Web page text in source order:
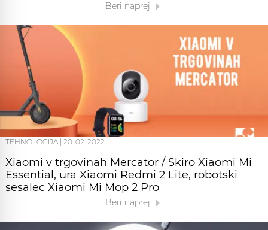
Beri naprej
TEHNOLOGIJA 20. 02. 2022
Xiaomi v trgovinah Mercator / Skiro Xiaomi Mi
Essential, ura Xiaomi Redmi 2 Lite, robotski
sesalec Xiaomi Mi Mop 2 Pro
Beri naprej